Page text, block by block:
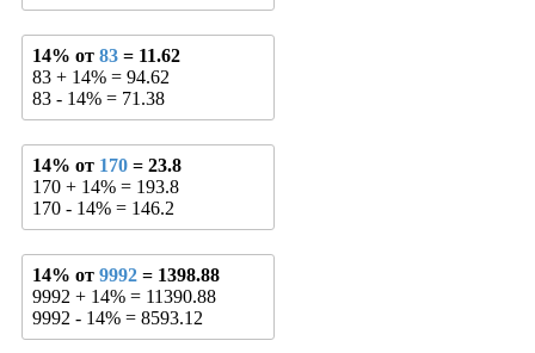
14% от 83 = 11.62
83 + 14% = 94.62
83 - 14% = 71.38
14% от 170 = 23.8
170 + 14% = 193.8
170 - 14% = 146.2
14% от 9992 = 1398.88
9992 + 14% = 11390.88
9992 - 14% = 8593.12